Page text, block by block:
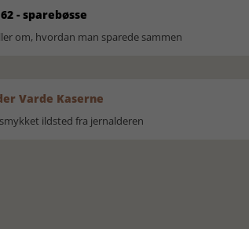
- sparebøsse
om, hvordan man sparede sammen
Varde Kaserne
ildsted fra jernalderen